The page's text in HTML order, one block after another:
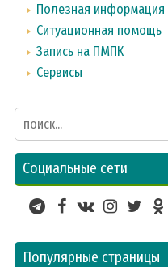
Полезная информация
Ситуационная помощь
Запись на ПМПК
Сервисы
Социальные сети
Популярные страницы